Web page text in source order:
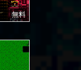
無料